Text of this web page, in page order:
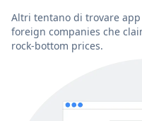
Altri tentano di trovare
foreign companies che
rock-bottom prices.